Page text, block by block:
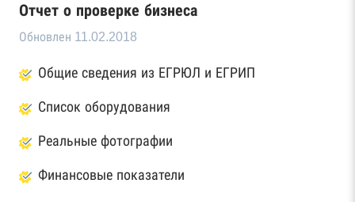
Отчет о проверке бизнеса
Обновлен 11.02.2018
Общие сведения из ЕГРЮЛ и ЕГРИП
Список оборудования
Реальные фотографии
Финансовые показатели